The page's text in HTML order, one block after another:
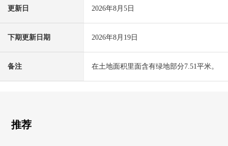
更新日 2026年8月5日
下期更新日期 2026年8月19日
备注 在土地面积里面含有绿地部分7.51平米。
推荐